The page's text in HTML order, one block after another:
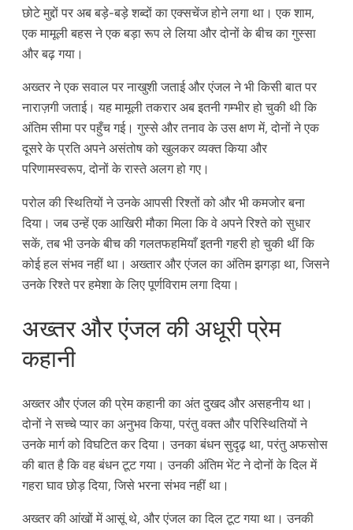
छोटे मुद्दों पर अब बड़े-बड़े शब्दों का एक्सचेंज होने लगा था। एक शाम,
एक मामूली बहस ने एक बड़ा रूप ले लिया और दोनों के बीच का गुस्सा
और बढ़ गया।
अख्तर ने एक सवाल पर नाखुशी जताई और एंजल ने भी किसी बात पर
नाराज़गी जताई। यह मामूली तकरार अब इतनी गम्भीर हो चुकी थी कि
अंतिम सीमा पर पहुँच गई। गुस्से और तनाव के उस क्षण में, दोनों ने एक
दूसरे के प्रति अपने असंतोष को खुलकर व्यक्त किया और
परिणामस्वरूप, दोनों के रास्ते अलग हो गए।
परोल की स्थितियों ने उनके आपसी रिश्तों को और भी कमजोर बना
दिया। जब उन्हें एक आखिरी मौका मिला कि वे अपने रिश्ते को सुधार
सकें, तब भी उनके बीच की गलतफहमियाँ इतनी गहरी हो चुकी थीं कि
कोई हल संभव नहीं था। अख्तार और एंजल का अंतिम झगड़ा था, जिसने
उनके रिश्ते पर हमेशा के लिए पूर्णविराम लगा दिया।
अख्तर और एंजल की अधूरी प्रेम
कहानी
अख्तर और एंजल की प्रेम कहानी का अंत दुखद और असहनीय था।
दोनों ने सच्चे प्यार का अनुभव किया, परंतु वक्त और परिस्थितियों ने
उनके मार्ग को विघटित कर दिया। उनका बंधन सुदृढ़ था, परंतु अफसोस
की बात है कि वह बंधन टूट गया। उनकी अंतिम भेंट ने दोनों के दिल में
गहरा घाव छोड़ दिया, जिसे भरना संभव नहीं था।
अख्तर की आंखों में आसूं थे, और एंजल का दिल टूट गया था। उनकी